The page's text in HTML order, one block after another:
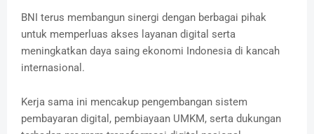
BNI terus membangun sinergi dengan berbagai pihak
untuk memperluas akses layanan digital serta
meningkatkan daya saing ekonomi Indonesia di kancah
internasional.
Kerja sama ini mencakup pengembangan sistem
pembayaran digital, pembiayaan UMKM, serta dukungan